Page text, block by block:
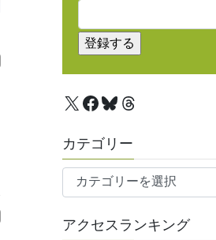
X Facebook
Bluesky
Threads
カテゴリー
テ
リ
アクセスランキング